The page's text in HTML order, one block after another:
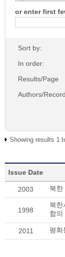
or enter first
Sort by:
In order:
Results/Page
Authors/
Showing results 1
Issue Date
2003 북한
1998
북한
함의
2011 평화